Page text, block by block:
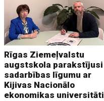
Rīgas Ziemeļvalstu
augstskola parakstījusi
sadarbības līgumu ar
Kijivas Nacionālo
ekonomikas universitāti